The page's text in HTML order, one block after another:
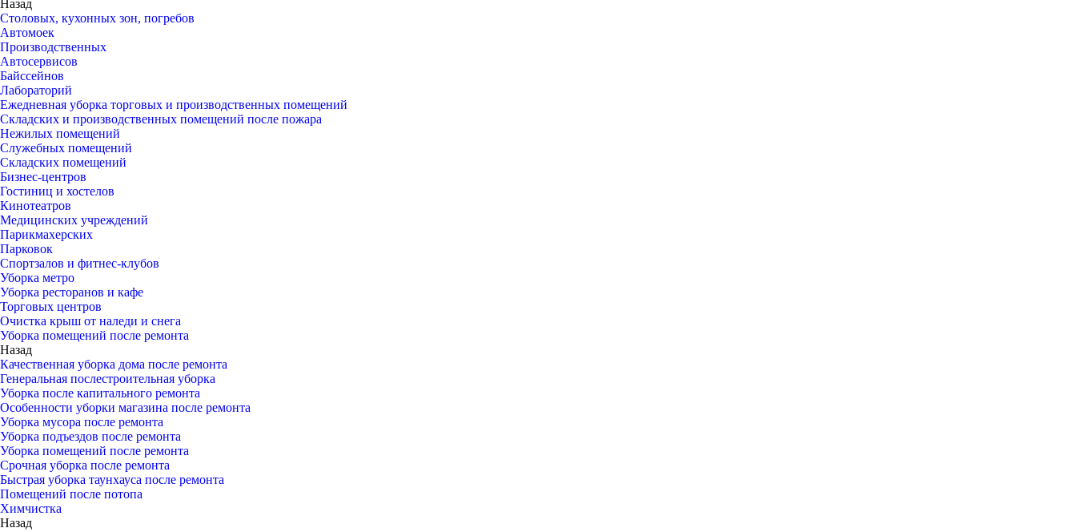
Назад
Столовых, кухонных зон, погребов
Автомоек
Производственных
Автосервисов
Байссейнов
Лабораторий
Ежедневная уборка торговых и производственных помещений
Складских и производственных помещений после пожара
Нежилых помещений
Служебных помещений
Складских помещений
Бизнес-центров
Гостиниц и хостелов
Кинотеатров
Медицинских учреждений
Парикмахерских
Парковок
Спортзалов и фитнес-клубов
Уборка метро
Уборка ресторанов и кафе
Торговых центров
Очистка крыш от наледи и снега
Уборка помещений после ремонта
Назад
Качественная уборка дома после ремонта
Генеральная послестроительная уборка
Уборка после капитального ремонта
Особенности уборки магазина после ремонта
Уборка мусора после ремонта
Уборка подъездов после ремонта
Уборка помещений после ремонта
Срочная уборка после ремонта
Быстрая уборка таунхауса после ремонта
Помещений после потопа
Химчистка
Назад